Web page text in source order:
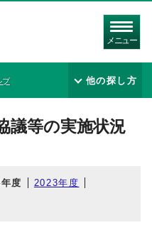
メニュー
プ 他の探し方
等の実施状況
度 2023年度